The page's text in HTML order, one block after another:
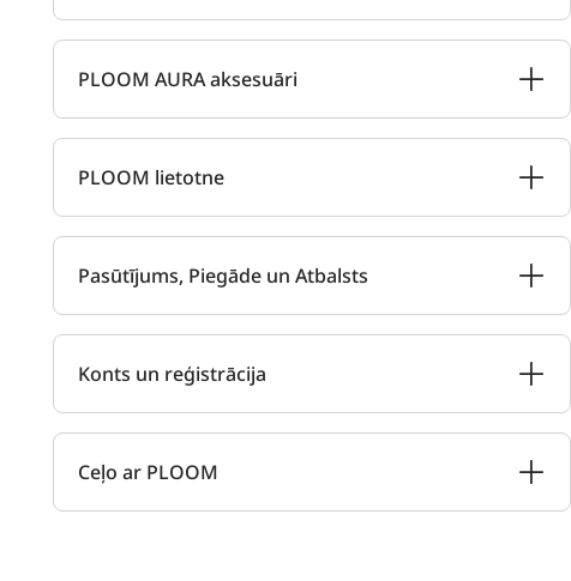
PLOOM AURA aksesuāri
PLOOM lietotne
Pasūtījums, Piegāde un Atbalsts
Konts un reģistrācija
Ceļo ar PLOOM